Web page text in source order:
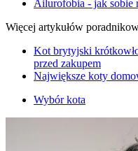
Ailurofobia - jak sobie
Więcej artykułów
Kot brytyjski
przed zakupem
Największe koty
Wybór kota